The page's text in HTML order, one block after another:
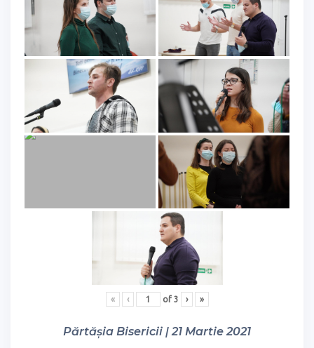
« ‹ of 3 › »
Părtășia Bisericii | 21 Martie 2021